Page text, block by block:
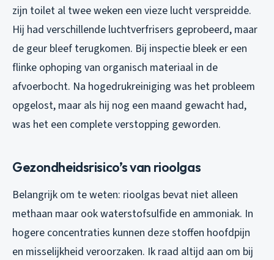
zijn toilet al twee weken een vieze lucht verspreidde.
Hij had verschillende luchtverfrisers geprobeerd, maar
de geur bleef terugkomen. Bij inspectie bleek er een
flinke ophoping van organisch materiaal in de
afvoerbocht. Na hogedrukreiniging was het probleem
opgelost, maar als hij nog een maand gewacht had,
was het een complete verstopping geworden.
Gezondheidsrisico’s van rioolgas
Belangrijk om te weten: rioolgas bevat niet alleen
methaan maar ook waterstofsulfide en ammoniak. In
hogere concentraties kunnen deze stoffen hoofdpijn
en misselijkheid veroorzaken. Ik raad altijd aan om bij